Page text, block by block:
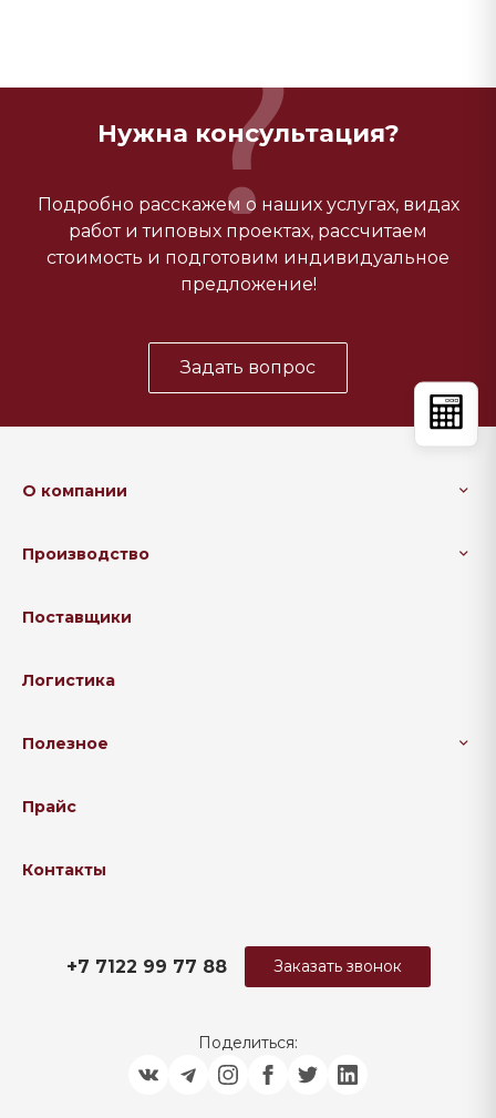
Нужна консультация?
Подробно расскажем о наших услугах, видах
работ и типовых проектах, рассчитаем
стоимость и подготовим индивидуальное
предложение!
Задать вопрос
О компании
Производство
Поставщики
Логистика
Полезное
Прайс
Контакты
+7 7122 99 77 88 Заказать звонок
Поделиться: